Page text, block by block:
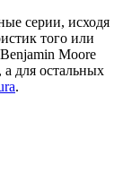
серии, исходя
того или
Moore
, а для остальных
.